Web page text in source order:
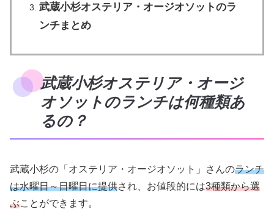
武蔵小杉オステリア・オージオソットのラ
ンチまとめ
武蔵小杉オステリア・オージ
オソットのランチは何種類あ
るの？
武蔵小杉の「オステリア・オージオソット」さんのランチ
は水曜日～日曜日に提供され、お値段的には3種類から選
ぶことができます。